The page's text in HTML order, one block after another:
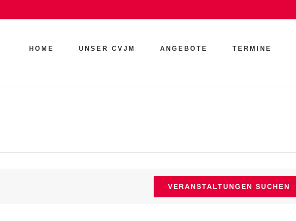
HOME UNSER CVJM ANGEBOTE TERMINE
VERANSTALTUNGEN SUCHEN